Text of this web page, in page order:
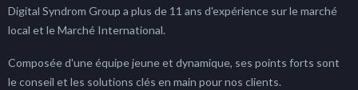
Digital Syndrom Group a plus de 11 ans d'expérience sur le marché
local et le Marché International.
Composée d'une équipe jeune et dynamique, ses points forts sont
le conseil et les solutions clés en main pour nos clients.